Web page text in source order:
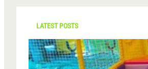
c
LATEST POSTS